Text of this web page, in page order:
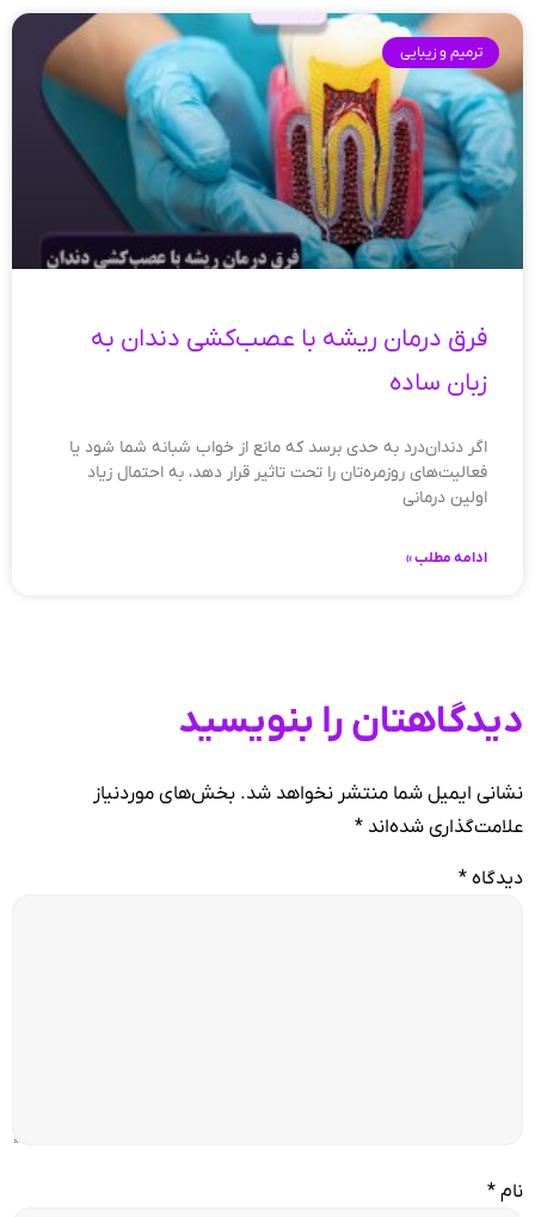
ترمیم و زیبایی
فرق درمان ریشه با عصب‌کشی دندان به
زبان ساده
اگر دندان‌درد به حدی برسد که مانع از خواب شبانه شما شود یا
فعالیت‌های روزمره‌تان را تحت تاثیر قرار دهد، به احتمال زیاد
اولین درمانی
ادامه مطلب »
دیدگاهتان را بنویسید
نشانی ایمیل شما منتشر نخواهد شد. بخش‌های موردنیاز
علامت‌گذاری شده‌اند *
دیدگاه *
نام *